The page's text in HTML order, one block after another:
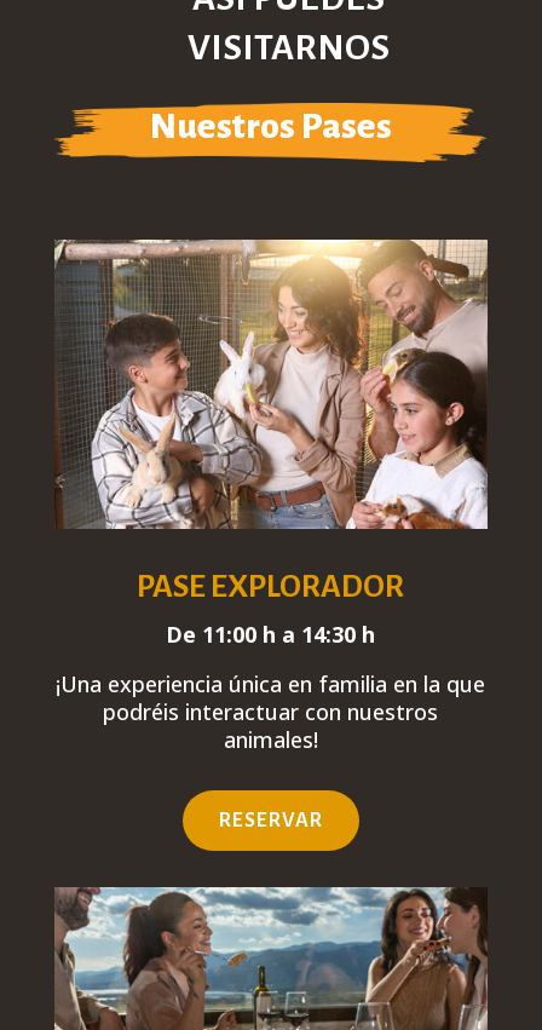
VISITARNOS
Nuestros Pases
PASE EXPLORADOR
De 11:00 h a 14:30 h
¡Una experiencia única en familia en la que
podréis interactuar con nuestros
animales!
RESERVAR